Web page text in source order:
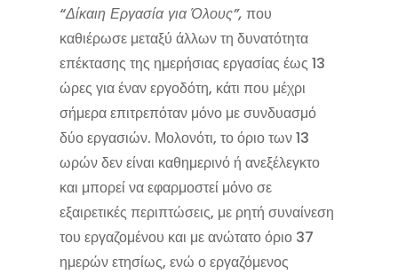
“Δίκαιη Εργασία για Όλους”, που
καθιέρωσε μεταξύ άλλων τη δυνατότητα
επέκτασης της ημερήσιας εργασίας έως 13
ώρες για έναν εργοδότη, κάτι που μέχρι
σήμερα επιτρεπόταν μόνο με συνδυασμό
δύο εργασιών. Μολονότι, το όριο των 13
ωρών δεν είναι καθημερινό ή ανεξέλεγκτο
και μπορεί να εφαρμοστεί μόνο σε
εξαιρετικές περιπτώσεις, με ρητή συναίνεση
του εργαζομένου και με ανώτατο όριο 37
ημερών ετησίως, ενώ ο εργαζόμενος